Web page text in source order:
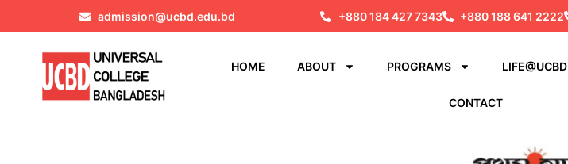
admission@ucbd.edu.bd +880 184 427 7343 +880 188 641 2222
HOME ABOUT PROGRAMS LIFE@UCBD
CONTACT